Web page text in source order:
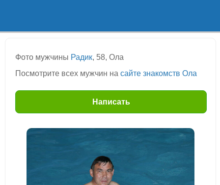
Фото мужчины Радик, 58, Ола
Посмотрите всех мужчин на сайте знакомств Ола
Написать